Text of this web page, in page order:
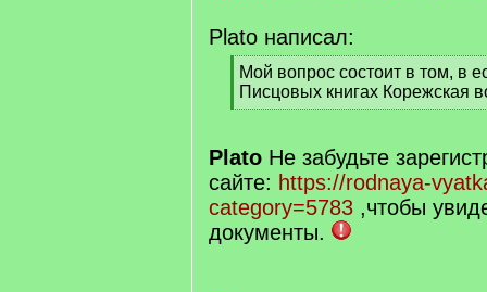
Plato написал:
[
q
]
Мой вопрос состоит в том, в
Писцовых книгах Корежская
[
q
]
Plato Не забудьте
сайте: https://rodnaya-
category=5783 ,чтобы
документы.